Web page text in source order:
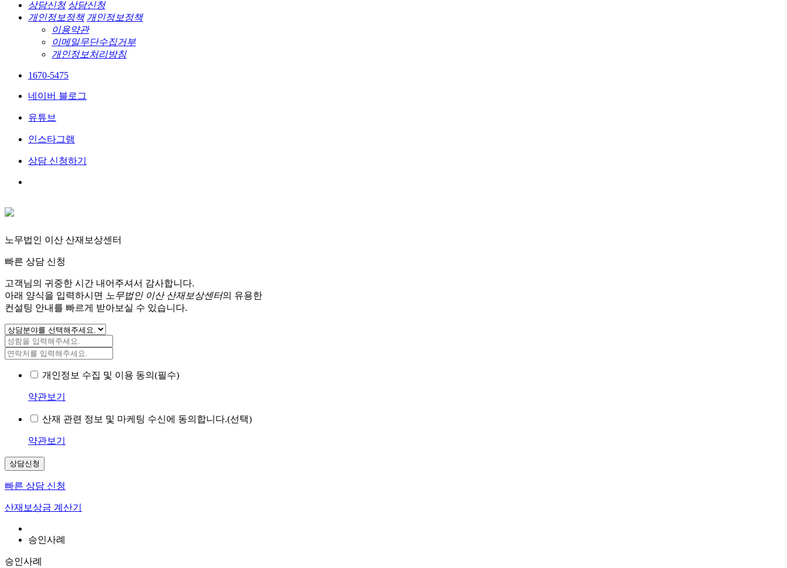
상담신청 상담신청
개인정보정책 개인정보정책
이용약관
이메일무단수집거부
개인정보처리방침
1670-5475
네이버 블로그
유튜브
인스타그램
상담 신청하기
노무법인 이산 산재보상센터
빠른 상담 신청
고객님의 귀중한 시간 내어주셔서 감사합니다.
아래 양식을 입력하시면
노무법인 이산 산재보상센터의 유용한
컨설팅 안내를 빠르게 받아보실 수 있습니다.
개인정보 수집 및 이용 동의(필수)
약관보기
산재 관련 정보 및 마케팅 수신에 동의합니다.(선택)
약관보기
상담신청
빠른 상담 신청
산재보상금 계산기
승인사례
승인사례